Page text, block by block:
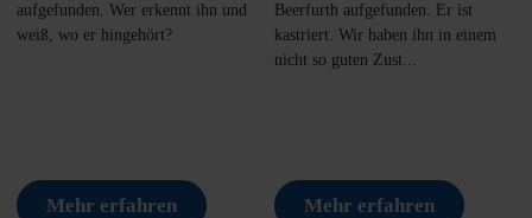
aufgefunden. Wer erkennt ihn und
weiß, wo er hingehört?
Mehr erfahren
Beerfurth aufgefunden. Er ist
kastriert. Wir haben ihn in einem
nicht so guten Zust...
Mehr erfahren